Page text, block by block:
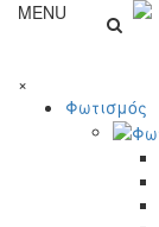
MENU
×
Φωτισμός